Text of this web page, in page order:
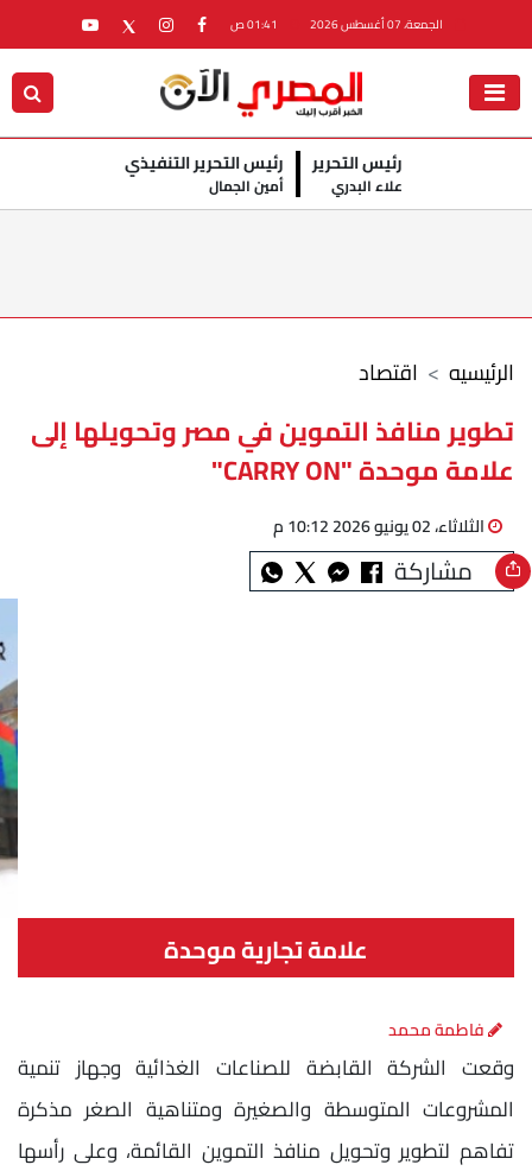
الجمعة، 07 أغسطس 2026
رئيس التحرير
علاء البدري
رئيس التحرير التنفيذي
أمين الجمال
اقتصاد الرئيسيه
تطوير منافذ التموين في مصر وتحويلها إلى
علامة موحدة "CARRY ON"
الثلاثاء، 02 يونيو 2026 10:12 م
مشاركة
علامة تجارية موحدة
فاطمة محمد
وقعت الشركة القابضة للصناعات الغذائية وجهاز تنمية
المشروعات المتوسطة والصغيرة ومتناهية الصغر مذكرة
تفاهم لتطوير وتحويل منافذ التموين القائمة، وعلى رأسها